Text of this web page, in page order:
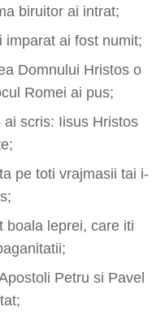
biruitor ai intrat;
imparat ai fost numit;
Domnului Hristos o
Romei ai pus;
scris: Iisus Hristos
pe toti vrajmasii tai i-
boala leprei, care iti
Petru si Pavel